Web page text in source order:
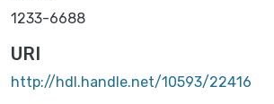
1233-6688
URI
http://hdl.handle.net/10593/22416